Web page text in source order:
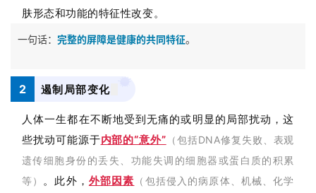
肤形态和功能的特征性改变。
一句话： 完整的屏障是健康的共同特征。
2 遏制局部变化
人体一生都在不断地受到无痛的或明显的局部扰动，这
些扰动可能源于内部的“意外” （包括DNA修复失败、表观
遗传细胞身份的丢失、功能失调的细胞器或蛋白质的积累
等）
。此外， 外部因素 （包括侵入的病原体、机械、化学